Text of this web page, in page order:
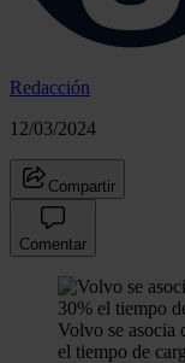
Redacción
12/03/2024
Compartir
Comentar
Volvo se asocia
el tiempo de